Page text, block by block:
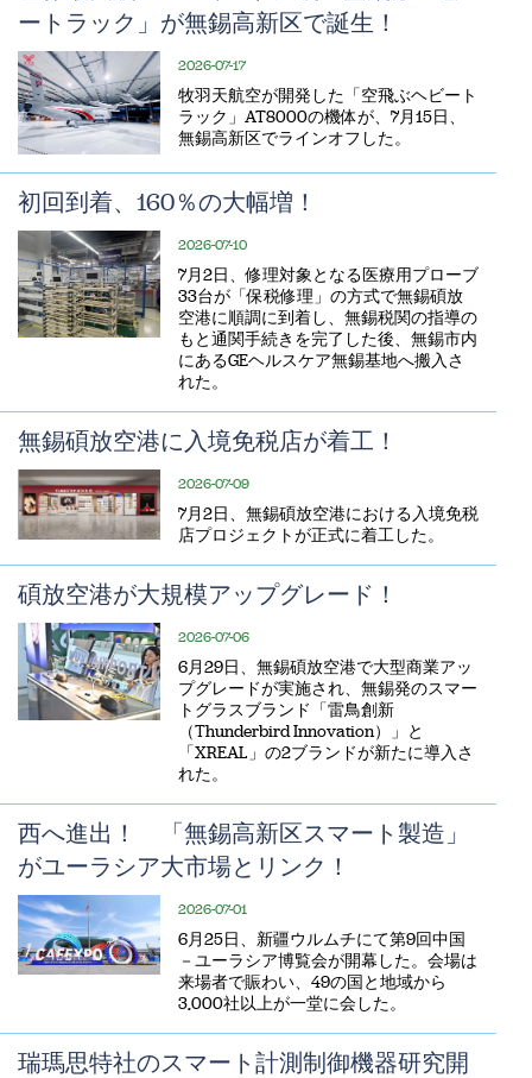
ートラック」が無錫高新区で誕生！
2026-07-17
牧羽天航空が開発した「空飛ぶヘビート
ラック」AT8000の機体が、7月15日、
無錫高新区でラインオフした。
初回到着、160％の大幅増！
2026-07-10
7月2日、修理対象となる医療用プローブ
33台が「保税修理」の方式で無錫碩放
空港に順調に到着し、無錫税関の指導の
もと通関手続きを完了した後、無錫市内
にあるGEヘルスケア無錫基地へ搬入さ
れた。
無錫碩放空港に入境免税店が着工！
2026-07-09
7月2日、無錫碩放空港における入境免税
店プロジェクトが正式に着工した。
碩放空港が大規模アップグレード！
2026-07-06
6月29日、無錫碩放空港で大型商業アッ
プグレードが実施され、無錫発のスマー
トグラスブランド「雷鳥創新
（Thunderbird Innovation）」と
「XREAL」の2ブランドが新たに導入さ
れた。
西へ進出！ 「無錫高新区スマート製造」
がユーラシア大市場とリンク！
2026-07-01
6月25日、新疆ウルムチにて第9回中国
－ユーラシア博覧会が開幕した。会場は
来場者で賑わい、49の国と地域から
3,000社以上が一堂に会した。
瑞瑪思特社のスマート計測制御機器研究開